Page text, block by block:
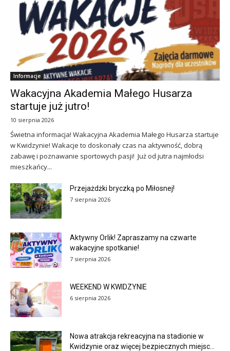
Informacje
Wakacyjna Akademia Małego Husarza
startuje już jutro!
10 sierpnia 2026
Świetna informacja! Wakacyjna Akademia Małego Husarza startuje
w Kwidzynie! Wakacje to doskonały czas na aktywność, dobrą
zabawę i poznawanie sportowych pasji! Już od jutra najmłodsi
mieszkańcy...
Przejażdżki bryczką po Miłosnej!
7 sierpnia 2026
Aktywny Orlik! Zapraszamy na czwarte
wakacyjne spotkanie!
7 sierpnia 2026
WEEKEND W KWIDZYNIE
6 sierpnia 2026
Nowa atrakcja rekreacyjna na stadionie w
Kwidzynie oraz więcej bezpiecznych miejsc...